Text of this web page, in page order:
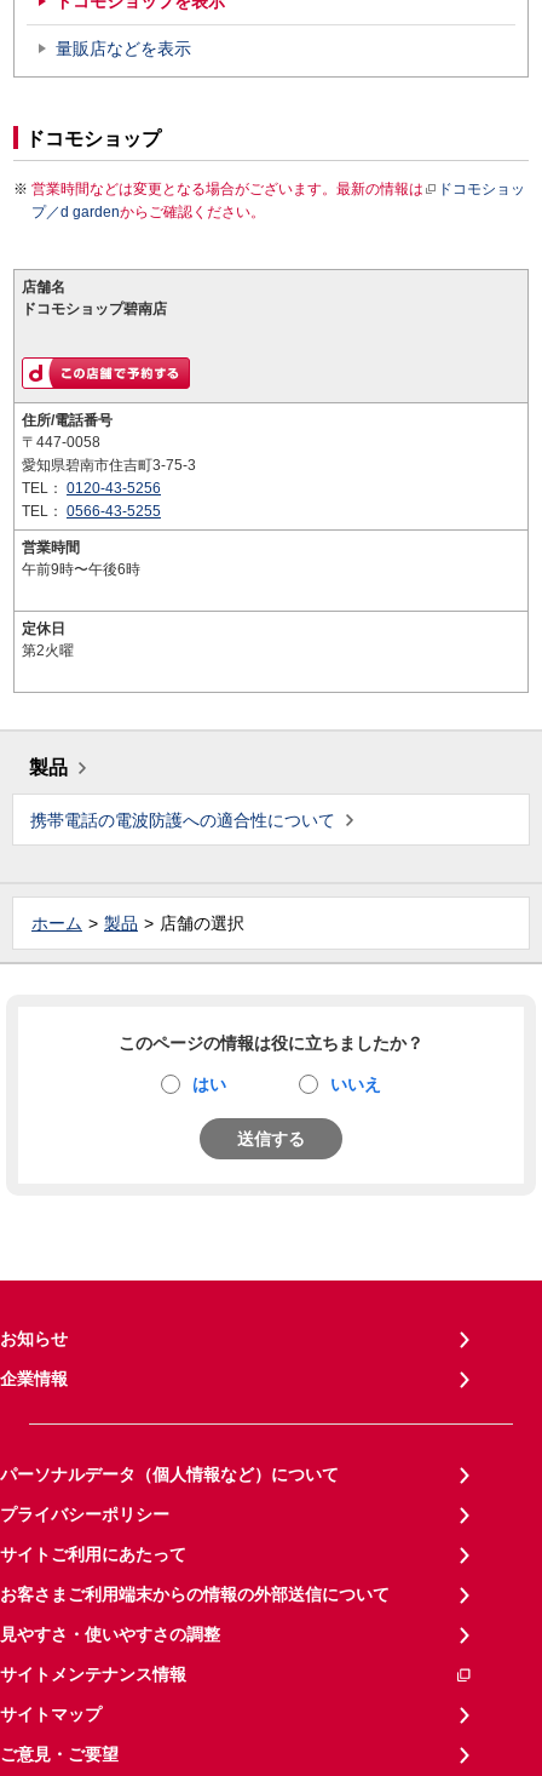
量販店などを表示
ドコモショップ
営業時間などは変更となる場合がございます。最新の情報は
ドコモショッ
プ／d gardenからご確認ください。
店舗名
ドコモショップ碧南店
住所/電話番号
〒447-0058
愛知県碧南市住吉町3-75-3
TEL： 0120-43-5256
TEL： 0566-43-5255
営業時間
午前9時〜午後6時
定休日
第2火曜
製品
携帯電話の電波防護への適合性について
ホーム 製品 店舗の選択
このページの情報は役に立ちましたか？
はい いいえ
送信する
お知らせ
企業情報
パーソナルデータ（個人情報など）について
プライバシーポリシー
サイトご利用にあたって
お客さまご利用端末からの情報の外部送信について
見やすさ・使いやすさの調整
サイトメンテナンス情報
サイトマップ
ご意見・ご要望